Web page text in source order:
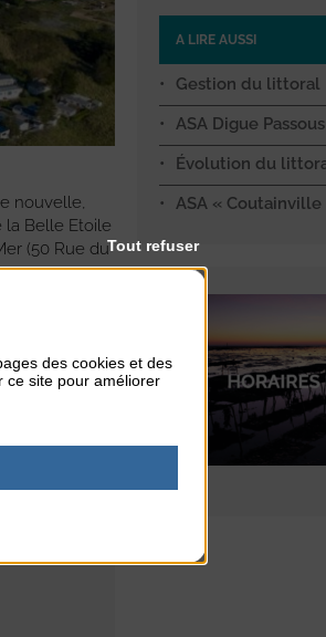
nouvelle,
la Belle Etoile
(50 Rue du
organisés :
A LIRE AUSSI
Gestion du littoral
ASA Digue Passous
Évolution du
ASA «
des cookies et des
ce site pour améliorer
Tout refuser